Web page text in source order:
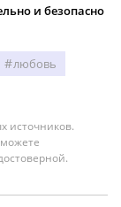
и безопасно
любовь
источников.